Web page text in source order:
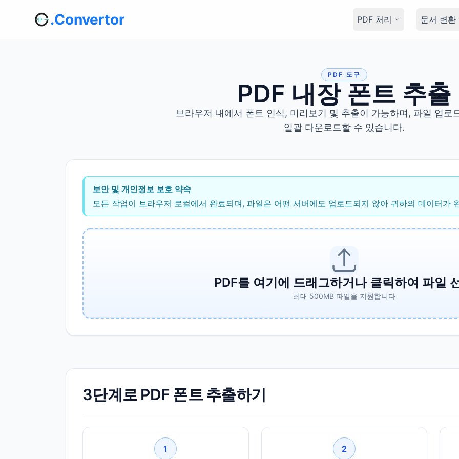
.Convertor PDF 처리 문서 변환
PDF 도구
PDF 내장 폰트 추출
브라우저 내에서 폰트 인식, 미리보기 및 추출이 가능하며, 파일 업로
일괄 다운로드할 수 있습니다.
보안 및 개인정보 보호 약속
모든 작업이 브라우저 로컬에서 완료되며, 파일은 어떤 서버에도 업로드되지 않아 귀하의 데이터가
PDF를 여기에 드래그하거나 클릭하여 파일
최대 500MB 파일을 지원합니다
3단계로 PDF 폰트 추출하기
1 2